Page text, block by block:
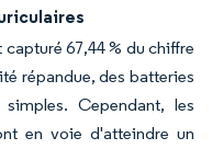
67,44 % du chiffre
répandue, des batteries
Cependant, les
en voie d'atteindre un